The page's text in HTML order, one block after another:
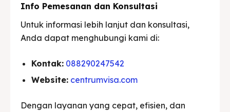
Info Pemesanan dan Konsultasi
Untuk informasi lebih lanjut dan konsultasi,
Anda dapat menghubungi kami di:
Kontak: 088290247542
Website: centrumvisa.com
Dengan layanan yang cepat, efisien, dan